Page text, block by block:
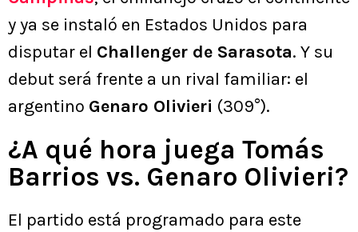
y ya se instaló en Estados Unidos para
disputar el Challenger de Sarasota. Y su
debut será frente a un rival familiar: el
argentino Genaro Olivieri (309°).
¿A qué hora juega Tomás
Barrios vs. Genaro Olivieri?
El partido está programado para este